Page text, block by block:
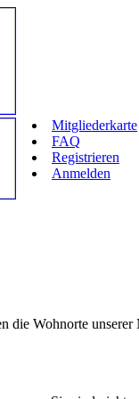
Mitgliederkarte
FAQ
Registrieren
Anmelden
die Wohnorte